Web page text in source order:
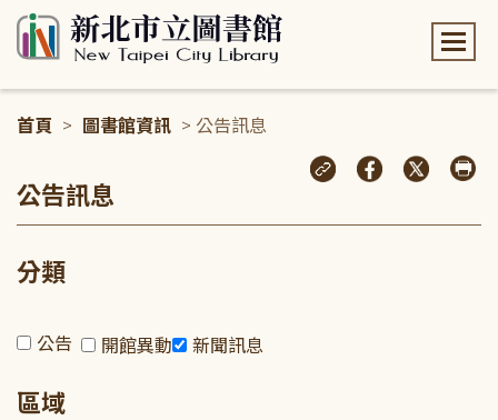
首頁 > 圖書館資訊 > 公告訊息
公告訊息
分類
公告 開館異動 新聞訊息
區域